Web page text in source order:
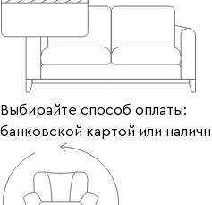
Выбирайте способ оплаты:
банковской картой или